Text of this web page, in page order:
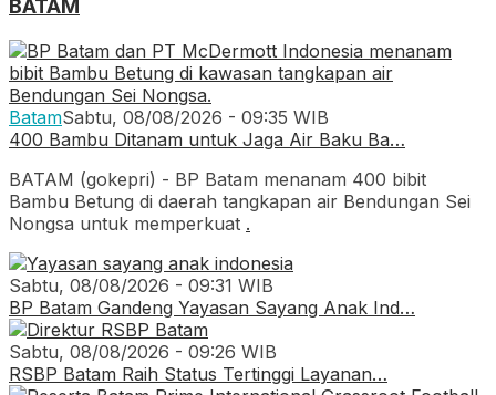
BATAM
BatamSabtu, 08/08/2026 - 09:35 WIB
400 Bambu Ditanam untuk Jaga Air Baku Ba…
BATAM (gokepri) - BP Batam menanam 400 bibit
Bambu Betung di daerah tangkapan air Bendungan Sei
Nongsa untuk memperkuat .
Sabtu, 08/08/2026 - 09:31 WIB
BP Batam Gandeng Yayasan Sayang Anak Ind…
Sabtu, 08/08/2026 - 09:26 WIB
RSBP Batam Raih Status Tertinggi Layanan…